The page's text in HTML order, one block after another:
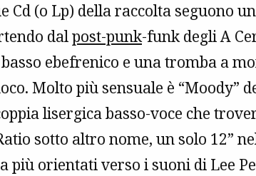
Cd (o Lp) della raccolta seguono
dalpost-punk-funk degli A
ebefrenico e una tromba a
Molto più sensuale è “Moody”
lisergica basso-voce che
sotto altro nome, un solo 12”
più orientati verso i suoni di Lee